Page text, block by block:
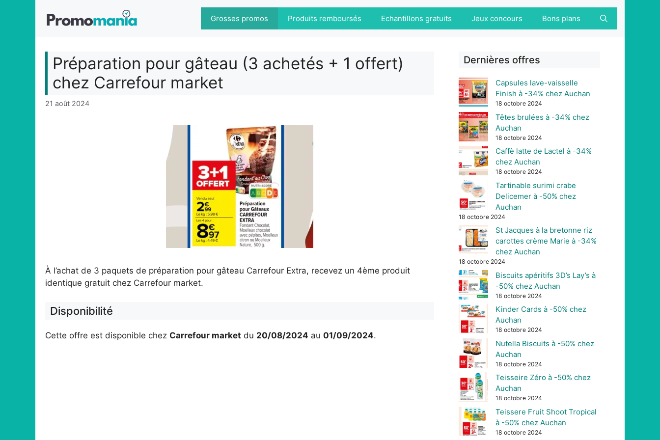
Grosses promos Produits remboursés Echantillons gratuits Jeux concours Bons plans
Préparation pour gâteau (3 achetés + 1 offert)
chez Carrefour market
21 août 2024
À l’achat de 3 paquets de préparation pour gâteau Carrefour Extra, recevez un 4ème produit
identique gratuit chez Carrefour market.
Disponibilité
Cette offre est disponible chez Carrefour market du 20/08/2024 au 01/09/2024.
Dernières offres
Capsules lave-vaisselle
Finish à -34% chez Auchan
18 octobre 2024
Têtes brulées à -34% chez
Auchan
18 octobre 2024
Caffè latte de Lactel à -34%
chez Auchan
18 octobre 2024
Tartinable surimi crabe
Delicemer à -50% chez
Auchan
18 octobre 2024
St Jacques à la bretonne riz
carottes crème Marie à -34%
chez Auchan
18 octobre 2024
Biscuits apéritifs 3D’s Lay’s à
-50% chez Auchan
18 octobre 2024
Kinder Cards à -50% chez
Auchan
18 octobre 2024
Nutella Biscuits à -50% chez
Auchan
18 octobre 2024
Teisseire Zéro à -50% chez
Auchan
18 octobre 2024
Teissere Fruit Shoot Tropical
à -50% chez Auchan
18 octobre 2024